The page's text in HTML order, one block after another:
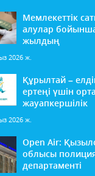
Мемлекеттік
алулар
жылдың
2026 ж.
Құрылтай –
ертеңі үшін
жауапкершілік
2026 ж.
Open Air:
облысы
департаменті